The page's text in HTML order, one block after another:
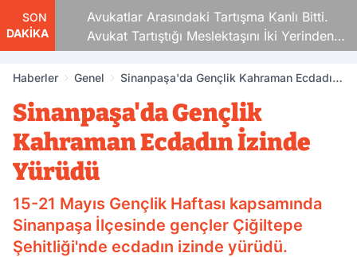
SON
DAKİKA
Avukatlar Arasındaki Tartışma Kanlı Bitti.
Avukat Tartıştığı Meslektaşını İki Yerinden
Vurdu
Haberler Genel
Sinanpaşa'da Gençlik Kahraman Ecdadın
Sinanpaşa'da Gençlik
Kahraman Ecdadın İzinde
Yürüdü
15-21 Mayıs Gençlik Haftası kapsamında
Sinanpaşa İlçesinde gençler Çiğiltepe
Şehitliği'nde ecdadın izinde yürüdü.